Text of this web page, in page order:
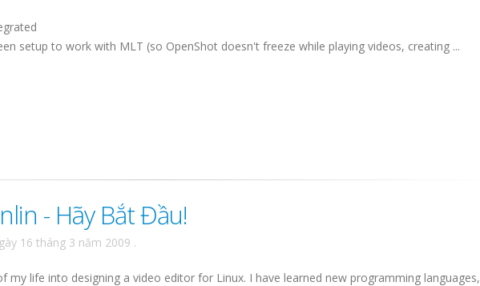
setup to work with MLT (so OpenShot doesn't freeze while playing videos, creating ...
- Hãy Bắt Đầu!
16 tháng 3 năm 2009 .
my life into designing a video editor for Linux. I have learned new programming languages,